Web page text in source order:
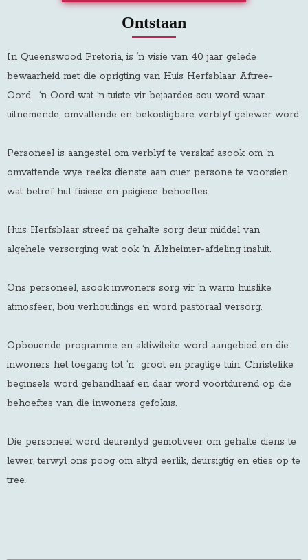
Ontstaan
In Queenswood Pretoria, is ‘n visie van 40 jaar gelede
bewaarheid met die oprigting van Huis Herfsblaar Aftree-
Oord. ‘n Oord wat ‘n tuiste vir bejaardes sou word waar
uitnemende, omvattende en bekostigbare verblyf gelewer word.
Personeel is aangestel om verblyf te verskaf asook om ‘n
omvattende wye reeks dienste aan ouer persone te voorsien
wat betref hul fisiese en psigiese behoeftes.
Huis Herfsblaar streef na gehalte sorg deur middel van
algehele versorging wat ook ‘n Alzheimer-afdeling insluit.
Ons personeel, asook inwoners sorg vir ‘n warm huislike
atmosfeer, bou verhoudings en word pastoraal versorg.
Opbouende programme en aktiwiteite word aangebied en die
inwoners het toegang tot ‘n groot en pragtige tuin. Christelike
beginsels word gehandhaaf en daar word voortdurend op die
behoeftes van die inwoners gefokus.
Die personeel word deurentyd gemotiveer om gehalte diens te
lewer, terwyl ons poog om altyd eerlik, deursigtig en eties op te
tree.